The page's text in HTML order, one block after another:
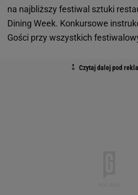
na najbliższy festiwal sztuki
Dining Week. Konkursowe
Gości przy wszystkich